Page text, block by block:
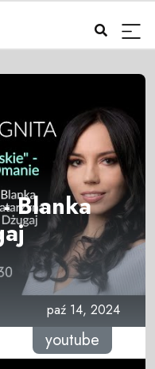
Blanka
paź 14, 2024
youtube